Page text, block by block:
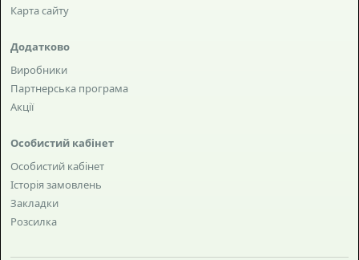
Карта сайту
Додатково
Виробники
Партнерська програма
Акції
Особистий кабінет
Особистий кабінет
Історія замовлень
Закладки
Розсилка